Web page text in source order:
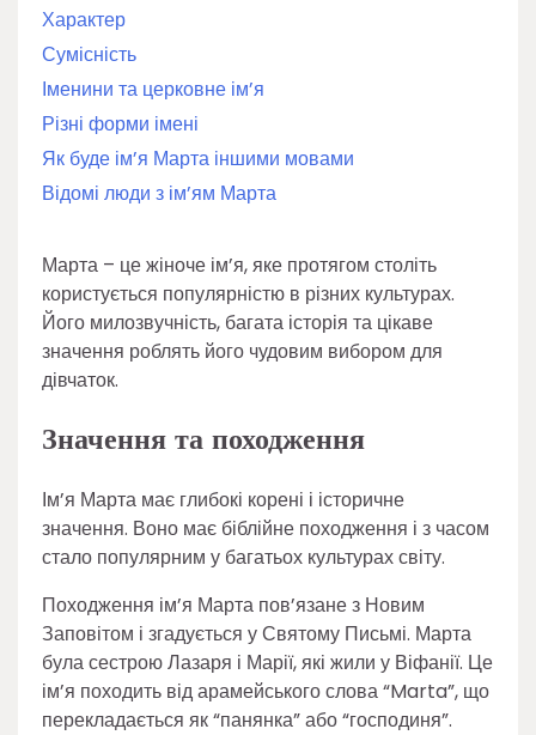
Характер
Сумісність
Іменини та церковне ім’я
Різні форми імені
Як буде ім’я Марта іншими мовами
Відомі люди з ім’ям Марта
Марта – це жіноче ім’я, яке протягом століть
користується популярністю в різних культурах.
Його милозвучність, багата історія та цікаве
значення роблять його чудовим вибором для
дівчаток.
Значення та походження
Ім’я Марта має глибокі корені і історичне
значення. Воно має біблійне походження і з часом
стало популярним у багатьох культурах світу.
Походження ім’я Марта пов’язане з Новим
Заповітом і згадується у Святому Письмі. Марта
була сестрою Лазаря і Марії, які жили у Віфанії. Це
ім’я походить від арамейського слова “Marta”, що
перекладається як “панянка” або “господиня”.